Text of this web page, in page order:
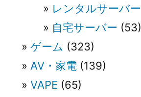
レンタルサーバー
自宅サーバー (53)
ゲーム (323)
AV・家電 (139)
VAPE (65)